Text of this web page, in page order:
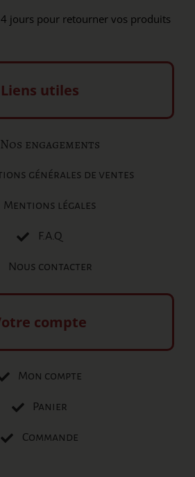
jours pour retourner vos produits
Liens utiles
Nos engagements
générales de ventes
Mentions légales
F.A.Q
Nous contacter
compte
Mon compte
Panier
Commande